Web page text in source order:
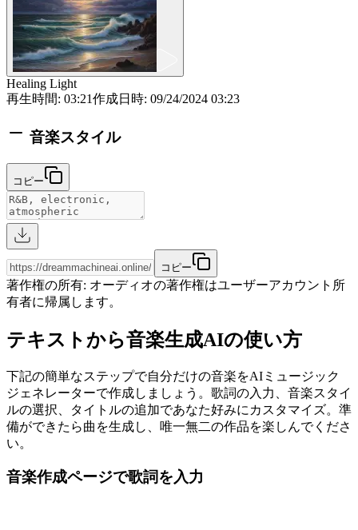
Healing Light
再生時間: 03:21作成日時: 09/24/2024 03:23
音楽スタイル
コピー
コピー
著作権の所有: オーディオの著作権はユーザーアカウント所
有者に帰属します。
テキストから音楽生成AIの使い方
下記の簡単なステップで自分だけの音楽をAIミュージック
ジェネレーターで作成しましょう。歌詞の入力、音楽スタイ
ルの選択、タイトルの追加であなた好みにカスタマイズ。準
備ができたら曲を生成し、唯一無二の作品を楽しんでくださ
い。
音楽作成ページで歌詞を入力